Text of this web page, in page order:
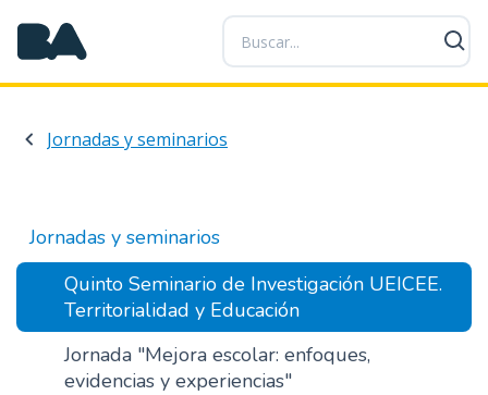
P
a
s
a
e
n
i
d
Jornadas y seminarios
Jornadas y seminarios
Quinto Seminario de Investigación UEICEE.
Territorialidad y Educación
Jornada "Mejora escolar: enfoques,
evidencias y experiencias"